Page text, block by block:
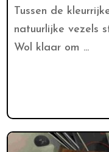
Tussen de
natuurlijke vezels
Wol klaar om ...